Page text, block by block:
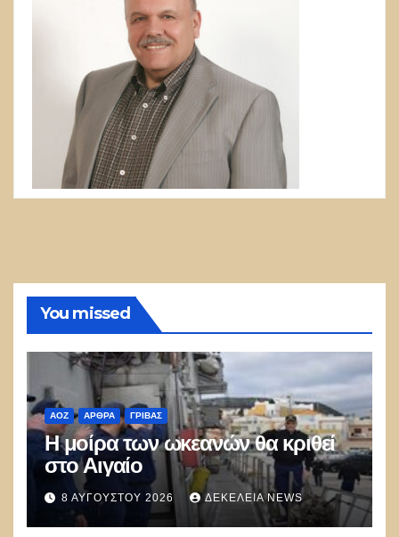
You missed
ΑΟΖ ΑΡΘΡΑ ΓΡΊΒΑΣ
Η μοίρα των ωκεανών θα κριθεί
στο Αιγαίο
8 ΑΥΓΟΎΣΤΟΥ 2026 ΔΕΚΈΛΕΙΑ NEWS